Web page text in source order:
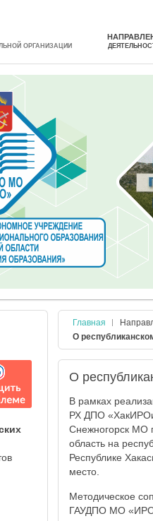
ОРГАНИЗАЦИИ
Главная
О
О
В рамках
РХ ДПО
Снежногорск МО
область на
Республике
место.
Методическое
ГАУДПО МО